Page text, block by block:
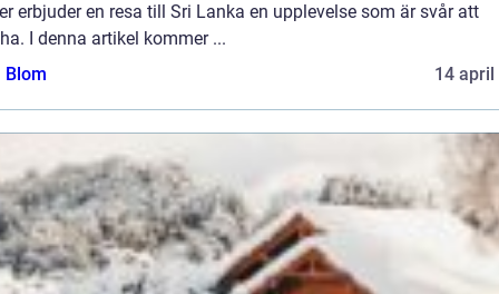
erbjuder en resa till Sri Lanka en upplevelse som är svår att
I denna artikel kommer ...
Blom
14 april